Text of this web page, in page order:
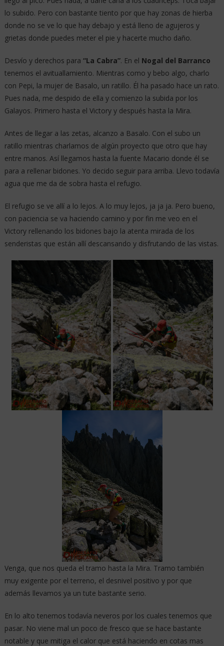
lo subido. Pero con bastante tiento por que hay zonas de hierba
donde no se ve lo que hay debajo y está lleno de agujeros y
grietas donde puedes meter el pie y hacerte mucho daño.
Desvío y derechos para “La Cabra”. En el Nogal del Barranco
tenemos el avituallamiento. Mientras como y bebo algo, charlo
con Pepi, la mujer de Basalo, un ratillo. Él ha pasado hace un rato.
Pues nada, me despido de ella y comienzo la subida por los
Galayos. Primero hasta el Victory y después hasta la Mira.
Antes de llegar a las zetas, alcanzo a Basalo. Con el subo un
ratillo mientras charlamos de algún proyecto que otro que hay
entre manos. Así llegamos hasta la fuente Macario donde él se
para a rellenar bidones. Yo decido seguir para arriba. Llevo todavía
agua que me da de sobra hasta el refugio.
El refugio se ve allí a lo lejos. A lo muy lejos, ja ja ja. Pero bueno,
con paciencia se va haciendo camino y por fin me veo en el
Victory rellenando los bidones bajo la atenta mirada de los
senderistas que están allí descansando y disfrutando de las vistas.
Venga, que nos queda el tramo hasta la Mira. Tramo también
muy exigente por el terreno, el desnivel positivo y por que
además llevamos ya un tute bastante serio.
En lo alto tenemos todavía neveros por los cuales tenemos que
pasar. No viene mal un poco de fresco que se hace bastante
notable y que mitiga el calor que está haciendo en cotas mas